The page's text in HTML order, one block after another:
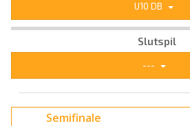
U10 DB
Slutspil
---
Semifinale